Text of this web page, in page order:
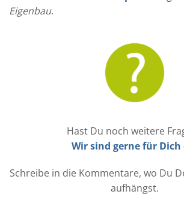
Eigenbau.
Hast Du noch weitere
Wir sind gerne für Dich
Schreibe in die Kommentare, wo Du
aufhängst.